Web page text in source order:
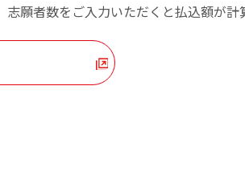
願者数をご入力いただくと払込額が計